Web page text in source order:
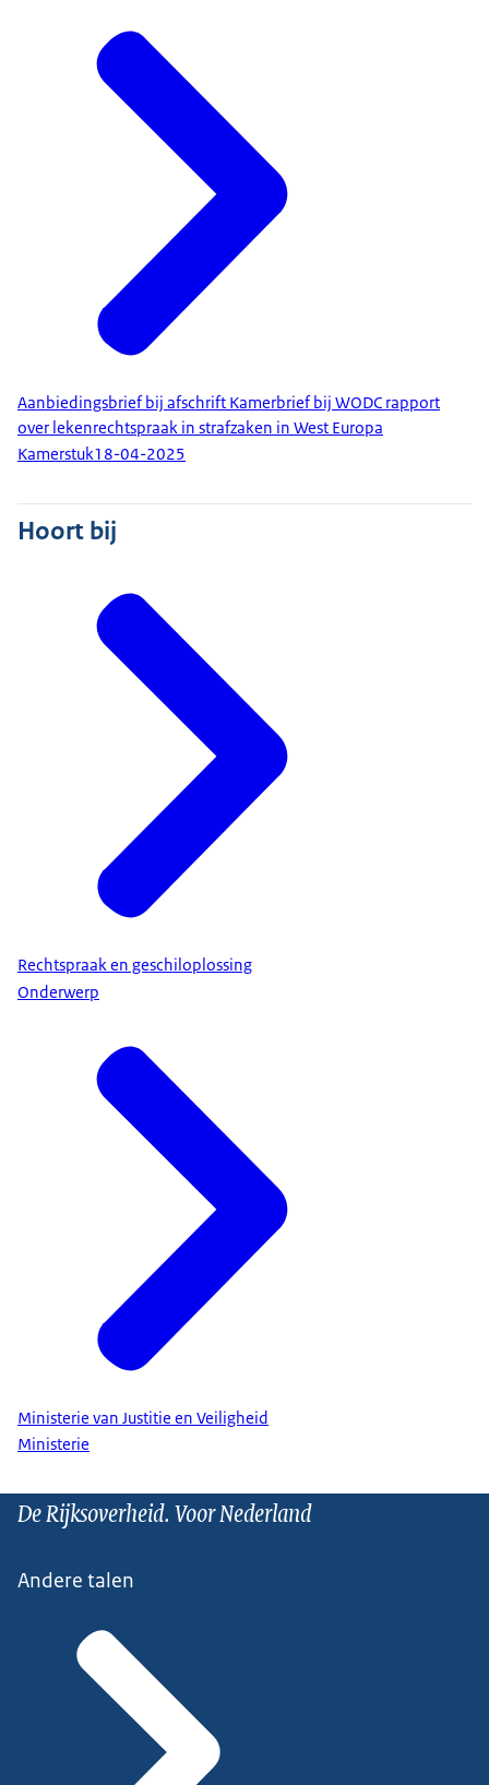
Aanbiedingsbrief bij afschrift Kamerbrief bij WODC rapport
over lekenrechtspraak in strafzaken in West Europa
Kamerstuk18-04-2025
Hoort bij
Rechtspraak en geschiloplossing
Onderwerp
Ministerie van Justitie en Veiligheid
Ministerie
De Rijksoverheid. Voor Nederland
Andere talen